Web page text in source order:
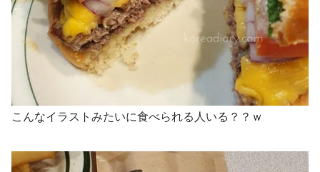
こんなイラストみたいに食べられる人いる？？ｗ